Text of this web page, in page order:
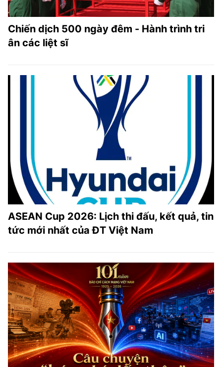
Chiến dịch 500 ngày đêm - Hành trình tri
ân các liệt sĩ
ASEAN Cup 2026: Lịch thi đấu, kết quả, tin
tức mới nhất của ĐT Việt Nam